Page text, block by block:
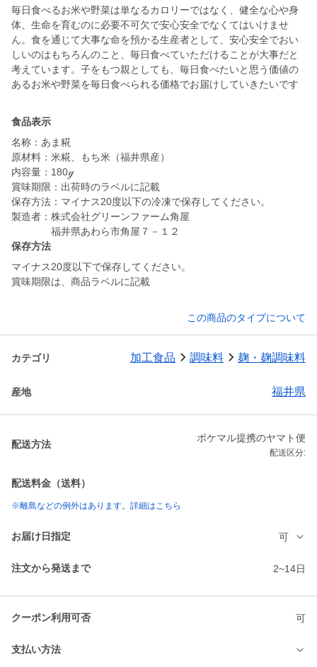
毎日食べるお米や野菜は単なるカロリーではなく、健全な心や身
体、生命を育むのに必要不可欠で安心安全でなくてはいけませ
ん。食を通じて大事な命を預かる生産者として、安心安全でおい
しいのはもちろんのこと、毎日食べていただけることが大事だと
考えています。子をもつ親としても、毎日食べたいと思う価値の
あるお米や野菜を毎日食べられる価格でお届けしていきたいです
食品表示
名称：あま糀
原材料：米糀、もち米（福井県産）
内容量：180ℊ
賞味期限：出荷時のラベルに記載
保存方法：マイナス20度以下の冷凍で保存してください。
製造者：株式会社グリーンファーム角屋
福井県あわら市角屋７－１２
保存方法
マイナス20度以下で保存してください。
賞味期限は、商品ラベルに記載
この商品のタイプについて
カテゴリ 加工食品 調味料 麹・麹調味料
産地 福井県
配送方法
ポケマル提携のヤマト便
配送区分:
配送料金（送料）
※離島などの例外はあります。詳細はこちら
お届け日指定 可
注文から発送まで 2~14日
クーポン利用可否 可
支払い方法